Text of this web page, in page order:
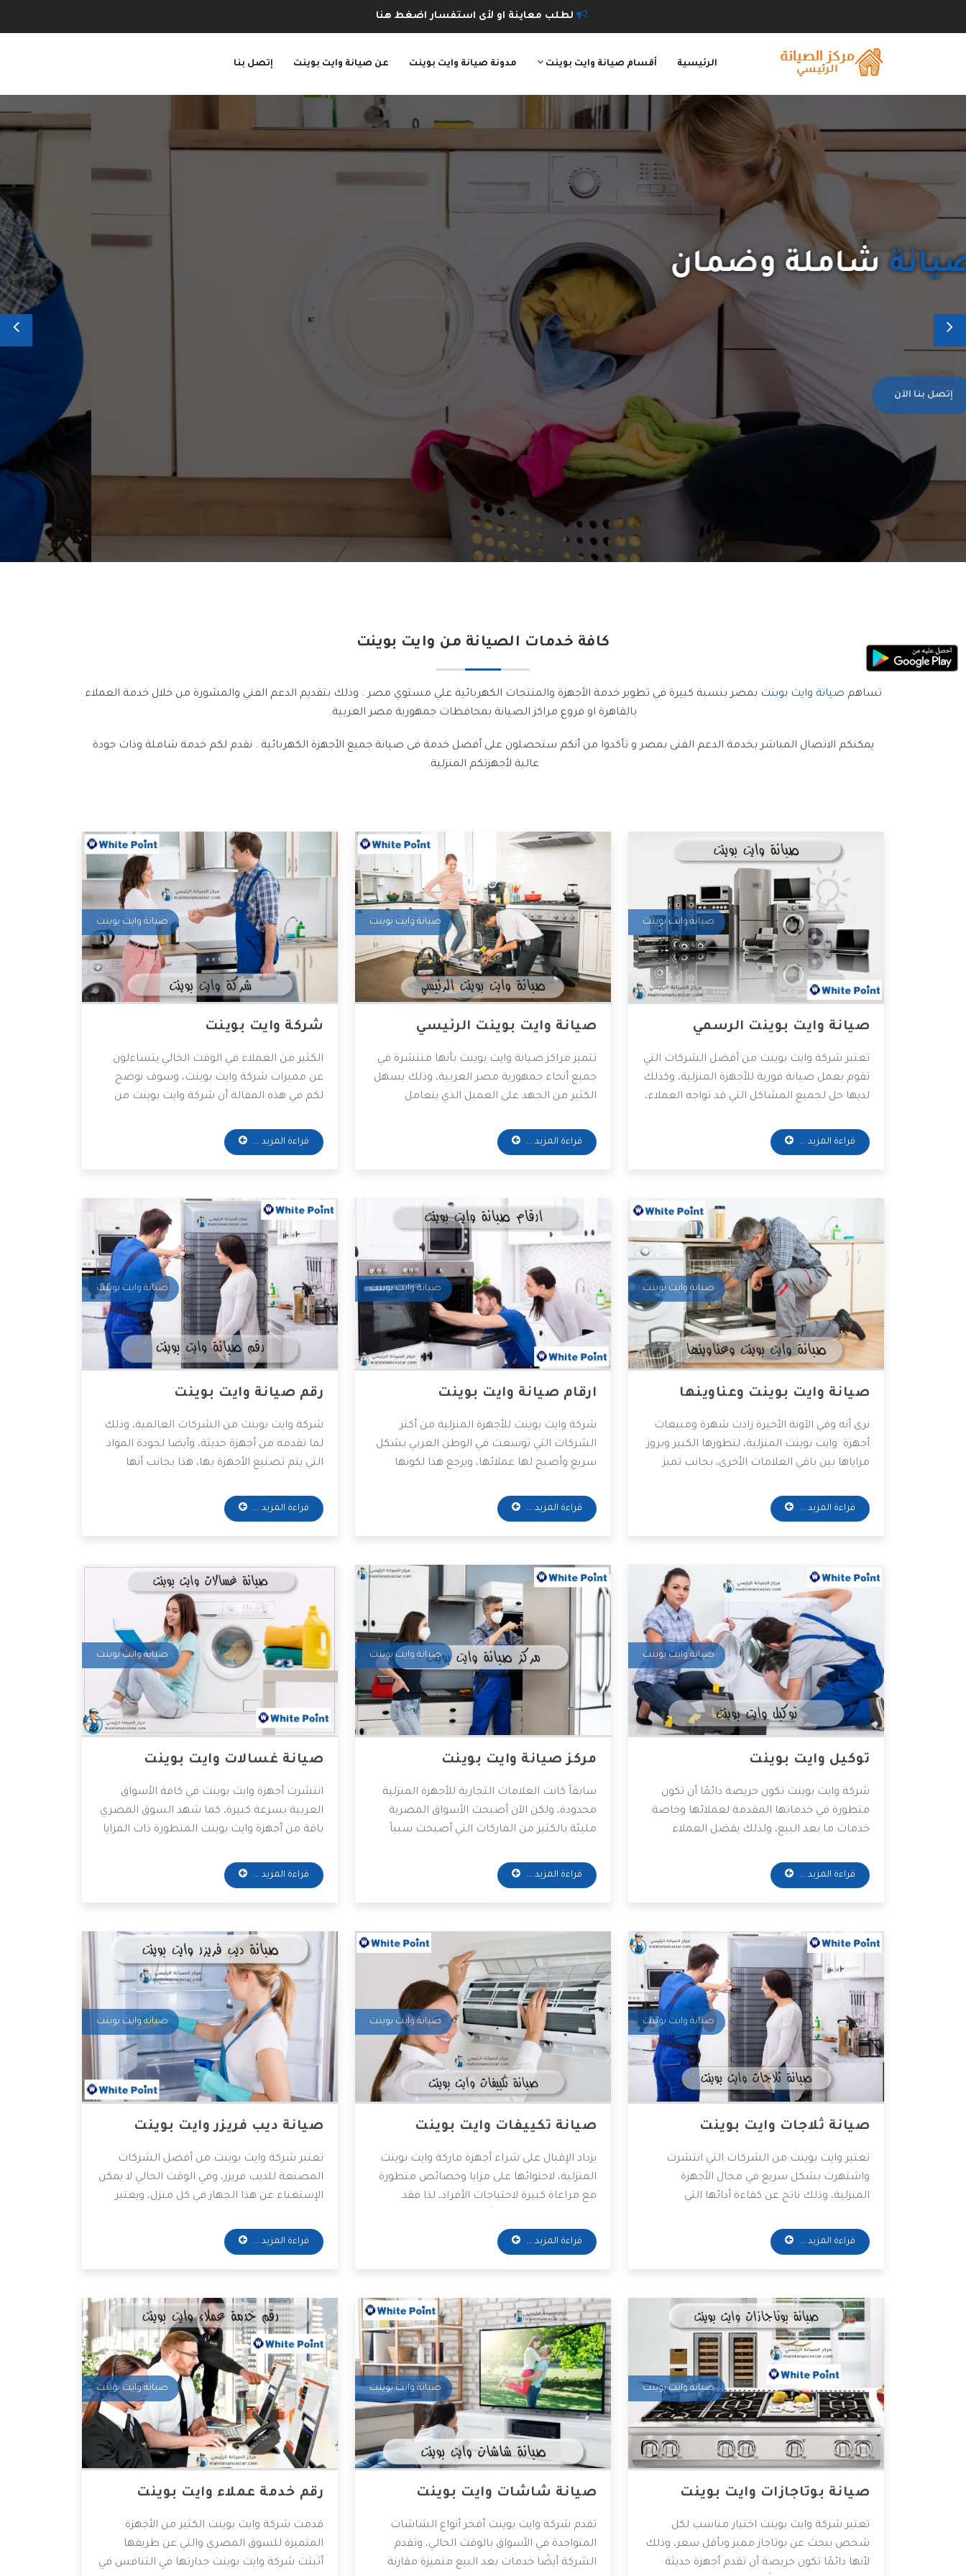
لطلب معاينة او لأى استفسار اضغط هنا
الرئيسية أقسام صيانة وايت بوينت مدونة صيانة وايت بوينت عن صيانة وايت بوينت إتصل بنا
فنيينخبرة وكفاءة
جميع الفنيين يتمتعون بكل ما يلزم من المهارات والدراية الفنية الكاملة و يملكون المعدات الخاصه واللازمة
للإصلاح المنزلى فى اى وقت وفى اى مكان.
كافة خدمات الصيانة من وايت بوينت
تساهم صيانة وايت بوينت بمصر بنسبة كبيرة في تطوير خدمة الأجهزة والمنتجات الكهربائية علي مستوي مصر . وذلك بتقديم الدعم الفني والمشورة من خلال خدمة العملاء
بالقاهرة او فروع مراكز الصيانة بمحافظات جمهورية مصر العربية.
يمكنكم الاتصال المباشر بخدمة الدعم الفنى بمصر و تأكدوا من أنكم ستحصلون على أفضل خدمة فى صيانة جميع الأجهزة الكهربائية . نقدم لكم خدمة شاملة وذات جودة
عالية لأجهزتكم المنزلية.
صيانة وايت بوينت
صيانة وايت بوينت الرسمي
تعتبر شركة وايت بوينت من أفضل الشركات التي
تقوم بعمل صيانة فورية للأجهزة المنزلية، وكذلك
لديها حل لجميع المشاكل التي قد تواجه العملاء،
المتخصصين في صيانة جميع الأجهزة
الكهربائية، واعتماداً على آراء الكثير من العملاء
قراءة المزيد ...
صيانة وايت بوينت
صيانة وايت بوينت الرئيسي
تتميز مراكز صيانة وايت بوينت بأنها منتشرة في
جميع أنحاء جمهورية مصر العربية، وذلك يسهل
الكثير من الجهد على العميل الذي يتعامل
أصلية وخدمات صيانة بأقل الأسعار الممكنة،
ولذلك يفضل التعامل معها الكثير من العملاء،
قراءة المزيد ...
صيانة وايت بوينت
شركة وايت بوينت
الكثير من العملاء في الوقت الحالي يتساءلون
عن مميزات شركة وايت بوينت، وسوف نوضح
لكم في هذه المقالة أن شركة وايت بوينت من
بشكل عام على مستوى العالم، وأكثر ما يميز
هذه الشركة العريقة أنها تستخدم أحدث
الشركة.
قراءة المزيد ...
صيانة وايت بوينت
صيانة وايت بوينت وعناوينها
نرى أنه وفي الآونة الأخيرة زادت شهرة ومبيعات
أجهزة وايت بوينت المنزلية، لتطورها الكبير وبروز
مزاياها بين باقي العلامات الأخرى، بجانب تميز
من أسباب اختيار العميل لها وثقته الكبيرة بها
وبما تنتجه، وفي هذا المقال سنقوم بتوضيح
قراءة المزيد ...
صيانة وايت بوينت
ارقام صيانة وايت بوينت
شركة وايت بوينت للأجهزة المنزلية من أكثر
الشركات التي توسعت في الوطن العربي بشكل
سريع وأصبح لها عملائها، ويرجع هذا لكونها
العلامات الأخرى، لذا هناك العديد من
المستهلكين يتساءلون حول أرقام صيانة أجهزة
قراءة المزيد ...
صيانة وايت بوينت
رقم صيانة وايت بوينت
شركة وايت بوينت من الشركات العالمية، وذلك
لما تقدمه من أجهزة حديثة، وأيضا لجودة المواد
التي يتم تصنيع الأجهزة بها، هذا بجانب أنها
وأيضاً قامت الشركة بتوفير خدمة الشراء من
علي الإنترنت من خلال صفحتها الرئيسية، وأدي
قراءة المزيد ...
صيانة وايت بوينت
توكيل وايت بوينت
شركة وايت بوينت تكون حريصة دائمًا أن تكون
متطورة في خدماتها المقدمة لعملائها وخاصة
خدمات ما بعد البيع، ولذلك يفضل العملاء
لديها سرعة استجابة لجميع العملاء لحل كافة
المشاكل التي تواجههم، وسوف نعرض لكم أهم
قراءة المزيد ...
صيانة وايت بوينت
مركز صيانة وايت بوينت
سابقاً كانت العلامات التجارية للأجهزة المنزلية
محدودة، ولكن الآن أصبحت الأسواق المصرية
مليئة بالكثير من الماركات التي أصبحت سبباً
لكن تظل وايت بوينت معروفة بروعة أجهزتها من
خامات وكفاءة أداء، لهذا فقد توسعت بشكلٍ
قراءة المزيد ...
صيانة وايت بوينت
صيانة غسالات وايت بوينت
انتشرت أجهزة وايت بوينت في كافة الأسواق
العربية بسرعة كبيرة، كما شهد السوق المصري
باقة من أجهزة وايت بوينت المتطورة ذات المزايا
اقتنائها في منزله، هذا بجانب الأسعار الاقتصادية
التي تُعرف بها أجهزة وايت بوينت المنزلية، وفي
قراءة المزيد ...
صيانة وايت بوينت
صيانة ثلاجات وايت بوينت
تعتبر وايت بوينت من الشركات التي انتشرت
واشتهرت بشكل سريع في مجال الأجهزة
المنزلية، وذلك ناتج عن كفاءة أدائها التي
في الشرق الأوسط، لهذا سنضيف لمعلوماتكم
بعض النقاط الخاصة بأعمال صيانة أجهزة
قراءة المزيد ...
صيانة وايت بوينت
صيانة تكييفات وايت بوينت
يزداد الإقبال على شراء أجهزة ماركة وايت بوينت
المنزلية، لاحتوائها على مزايا وخصائص متطورة
مع مراعاة كبيرة لاحتياجات الأفراد، لذا فقد
زالت حتى الآن غير معروفة لدى العديد، وتأتي وايت
بوينت بخدمات أيضاً رائعة كـ كفاءة أجهزتها بين
قراءة المزيد ...
صيانة وايت بوينت
صيانة ديب فريزر وايت بوينت
تعتبر شركة وايت بوينت من أفضل الشركات
المصنعة للديب فريزر، وفي الوقت الحالي لا يمكن
الإستغناء عن هذا الجهاز في كل منزل، ويعتبر
الأمثل للعديد من العملاء، وسوف نوضح لكم في
هذه المقالة أهم الخدمات المقدمة من شركة
قراءة المزيد ...
صيانة وايت بوينت
صيانة بوتاجازات وايت بوينت
تعتبر شركة وايت بوينت اختيار مناسب لكل
شخص يبحث عن بوتاجاز مميز وبأقل سعر، وذلك
لأنها دائمًا تكون حريصة أن تقدم أجهزة حديثة
صيانة وايت بوينت
صيانة شاشات وايت بوينت
تقدم شركة وايت بوينت أفخر أنواع الشاشات
المتواجدة في الأسواق بالوقت الحالي، وتقدم
الشركة أيضًا خدمات بعد البيع متميزة مقارنة
صيانة وايت بوينت
رقم خدمة عملاء وايت بوينت
قدمت شركة وايت بوينت الكثير من الأجهزة
المتميزة للسوق المصري والتي عن طريقها
أثبتت شركة وايت بوينت جدارتها في التنافس في